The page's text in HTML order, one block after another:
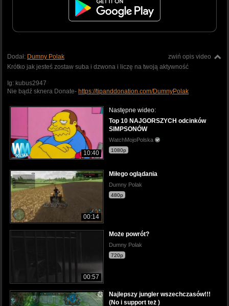
zwiń opis video
Dodał: Dumny Polak
Krótko jak jesteś zostaw suba i dzwona i liczę na twoją aktywność
Ig: kubus2947
Nie bądź sknera Donate- https://tipanddonation.com/DumnyPolak
10:40
Następne wideo:
Top 10 NAJGORSZYCH odcinków
SIMPSONÓW
WatchMojoPolska
1080p
00:14
Miłego oglądania
Dumny Polak
480p
00:57
Może powrót?
Dumny Polak
720p
Najlepszy jungler wszechczasów!!!
(No i support też )